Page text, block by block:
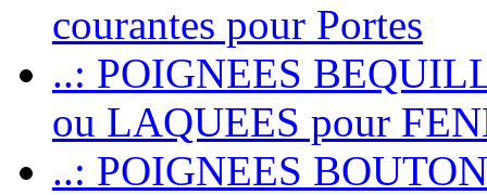
courantes pour Portes
..: POIGNEES
ou LAQUEES pour
..: POIGNEES